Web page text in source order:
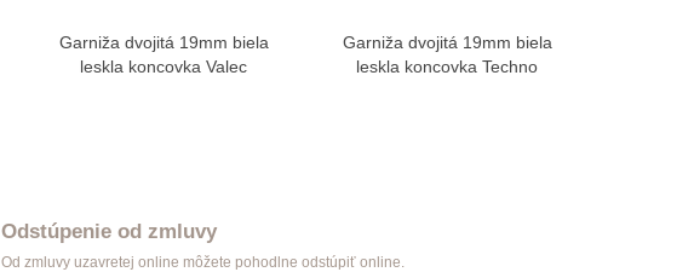
Zobraziť viac
Garniža dvojitá 19mm biela
leskla koncovka Valec
Zobraziť viac
Garniža dvojitá 19mm biela
leskla koncovka Techno
Odstúpenie od zmluvy
Od zmluvy uzavretej online môžete pohodlne odstúpiť online.